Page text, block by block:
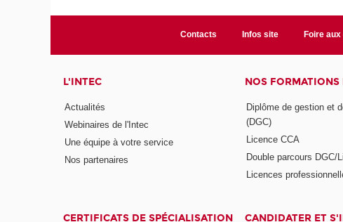
Contacts Infos site Foire
L'INTEC
Actualités
Webinaires de l'Intec
Une équipe à votre service
Nos partenaires
NOS FORMATIONS
Diplôme de gestion et
(DGC)
Licence CCA
Double parcours DGC/
Licences
CERTIFICATS DE SPÉCIALISATION CANDIDATER ET